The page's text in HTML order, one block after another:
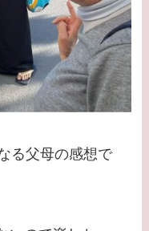
る父母の感想で